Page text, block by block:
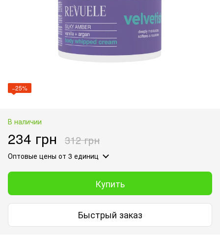
−25%
В наличии
234 грн 312 грн
Оптовые цены от 3 единиц
Купить
Быстрый заказ